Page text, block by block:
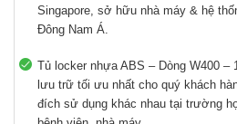
Singapore, sở hữu nhà máy & hệ
Đông Nam Á.
Tủ locker nhựa ABS – Dòng W400 –
lưu trữ tối ưu nhất cho quý khách
đích sử dụng khác nhau tại trường